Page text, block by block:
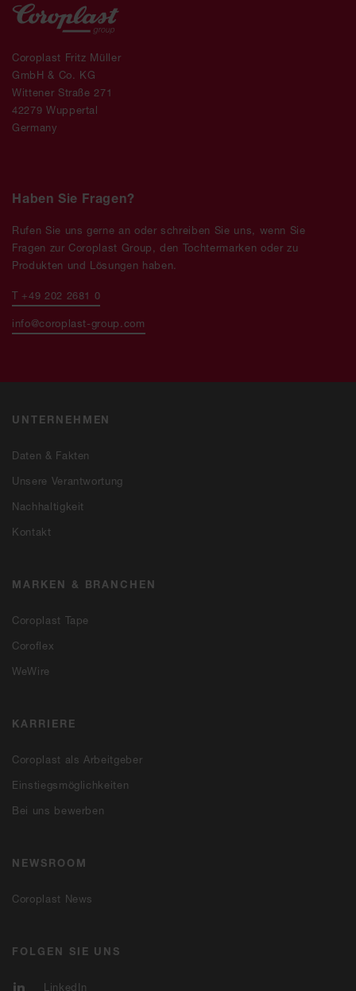
UNTERNEHMEN
Daten & Fakten
Unsere Verantwortung
Nachhaltigkeit
Kontakt
MARKEN & BRANCHEN
Coroplast Tape
Coroflex
WeWire
KARRIERE
Coroplast als Arbeitgeber
Einstiegsmöglichkeiten
Bei uns bewerben
NEWSROOM
Coroplast News
FOLGEN SIE UNS
LinkedIn
Coroplast Fritz Müller
GmbH & Co. KG
Wittener Straße 271
42279 Wuppertal
Germany
Haben Sie Fragen?
Rufen Sie uns gerne an oder schreiben Sie uns, wenn Sie
Fragen zur Coroplast Group, den Tochtermarken oder zu
Produkten und Lösungen haben.
T +49 202 2681 0
info@coroplast-group.com